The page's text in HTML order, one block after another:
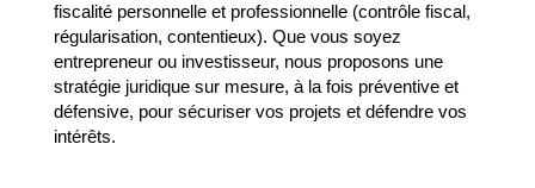
fiscalité personnelle et professionnelle (contrôle fiscal,
régularisation, contentieux). Que vous soyez
entrepreneur ou investisseur, nous proposons une
stratégie juridique sur mesure, à la fois préventive et
défensive, pour sécuriser vos projets et défendre vos
intérêts.